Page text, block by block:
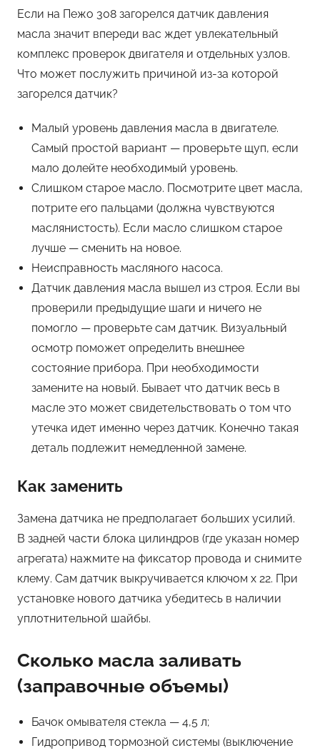
Если на Пежо 308 загорелся датчик давления
масла значит впереди вас ждет увлекательный
комплекс проверок двигателя и отдельных узлов.
Что может послужить причиной из-за которой
загорелся датчик?
Малый уровень давления масла в двигателе.
Самый простой вариант — проверьте щуп, если
мало долейте необходимый уровень.
Слишком старое масло. Посмотрите цвет масла,
потрите его пальцами (должна чувствуются
маслянистость). Если масло слишком старое
лучше — сменить на новое.
Неисправность масляного насоса.
Датчик давления масла вышел из строя. Если вы
проверили предыдущие шаги и ничего не
помогло — проверьте сам датчик. Визуальный
осмотр поможет определить внешнее
состояние прибора. При необходимости
замените на новый. Бывает что датчик весь в
масле это может свидетельствовать о том что
утечка идет именно через датчик. Конечно такая
деталь подлежит немедленной замене.
Как заменить
Замена датчика не предполагает больших усилий.
В задней части блока цилиндров (где указан номер
агрегата) нажмите на фиксатор провода и снимите
клему. Сам датчик выкручивается ключом х 22. При
установке нового датчика убедитесь в наличии
уплотнительной шайбы.
Сколько масла заливать
(заправочные объемы)
Бачок омывателя стекла — 4,5 л;
Гидропривод тормозной системы (выключение